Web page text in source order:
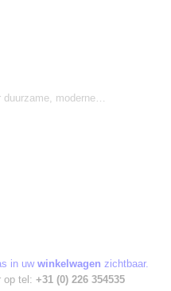
moderne…
in uw winkelwagen zichtbaar.
op tel: +31 (0) 226 354535